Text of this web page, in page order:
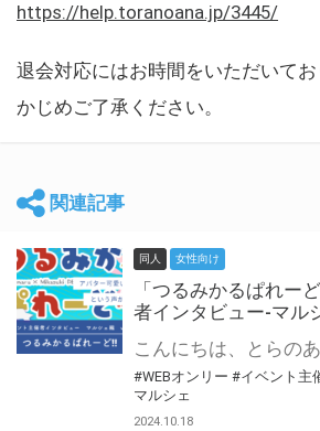
https://help.toranoana.jp/3445/
退会対応にはお時間をいただいて
かじめご了承ください。
関連記事
同人 女性向け
「つるみかるぱれーど
者インタビュー-マル
#WEBオンリー #イベント主
マルシェ
2024.10.18